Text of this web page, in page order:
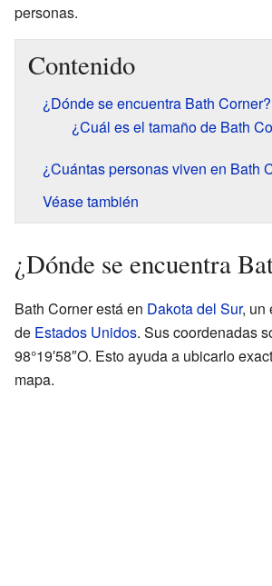
personas.
Contenido
¿Dónde se encuentra Bath Corner?
¿Cuál es el tamaño de Bath
¿Cuántas personas viven en Bath
Véase también
¿Dónde se encuentra
Bath Corner está en Dakota del Sur, un
de Estados Unidos. Sus coordenadas
98°19′58″O. Esto ayuda a ubicarlo
mapa.